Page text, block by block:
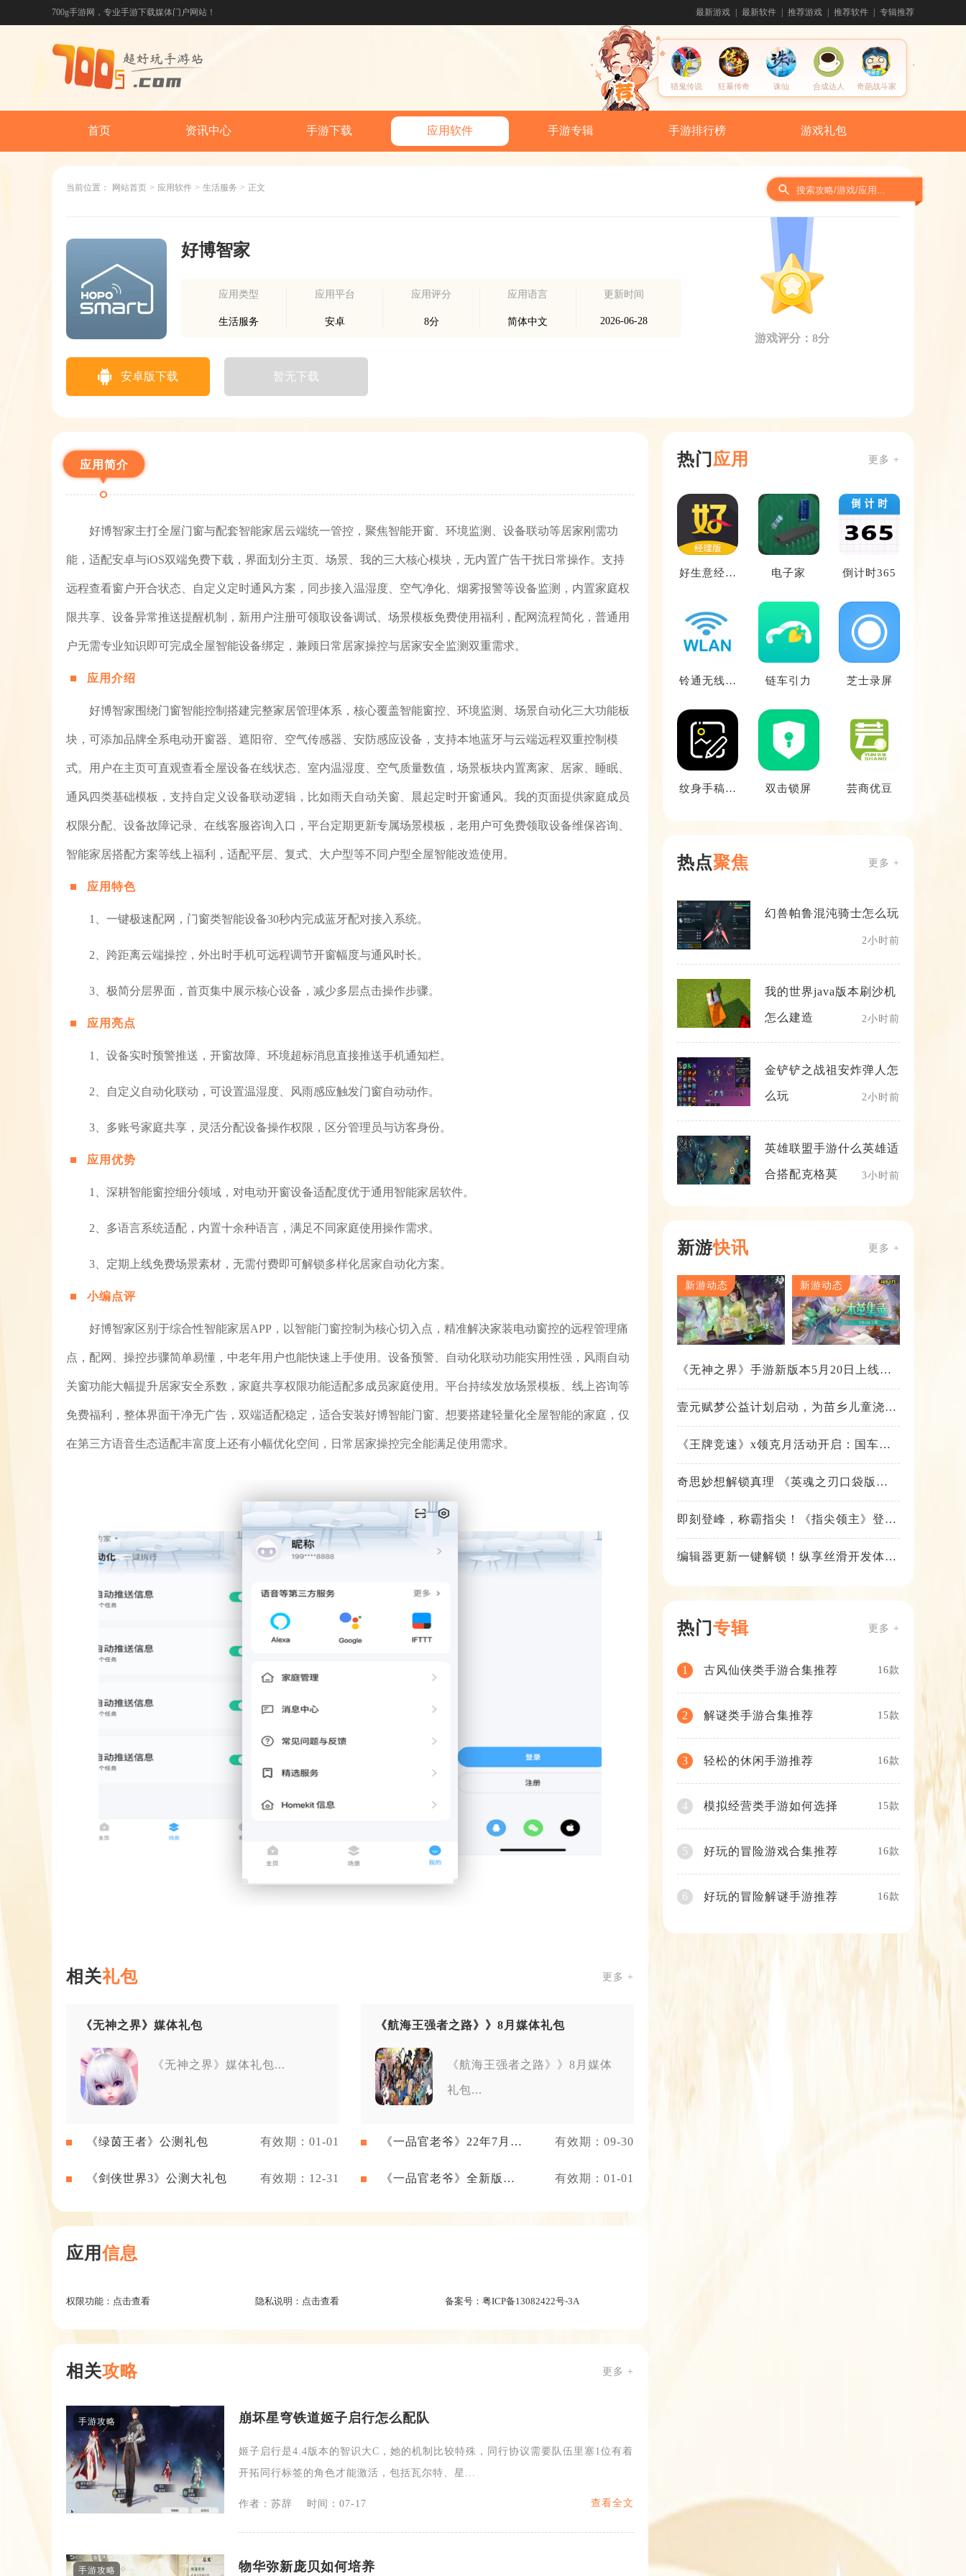
700g手游网，专业手游下载媒体门户网站！ 最新游戏 最新软件 推荐游戏 推荐软件 专辑推荐
猎鬼传说 狂暴传奇 诛仙 合成达人 奇葩战斗家
首页 资讯中心 手游下载 应用软件 手游专辑 手游排行榜 游戏礼包
当前位置： 网站首页 > 应用软件 > 生活服务 > 正文
好博智家
应用类型
生活服务
应用平台
安卓
应用评分
8分
应用语言
简体中文
更新时间
2026-06-28
游戏评分：8分
安卓版下载 暂无下载
应用简介
好博智家主打全屋门窗与配套智能家居云端统一管控，聚焦智能开窗、环境监测、设备联动等居家刚需功
能，适配安卓与iOS双端免费下载，界面划分主页、场景、我的三大核心模块，无内置广告干扰日常操作。支持
远程查看窗户开合状态、自定义定时通风方案，同步接入温湿度、空气净化、烟雾报警等设备监测，内置家庭权
限共享、设备异常推送提醒机制，新用户注册可领取设备调试、场景模板免费使用福利，配网流程简化，普通用
户无需专业知识即可完成全屋智能设备绑定，兼顾日常居家操控与居家安全监测双重需求。
应用介绍
好博智家围绕门窗智能控制搭建完整家居管理体系，核心覆盖智能窗控、环境监测、场景自动化三大功能板
块，可添加品牌全系电动开窗器、遮阳帘、空气传感器、安防感应设备，支持本地蓝牙与云端远程双重控制模
式。用户在主页可直观查看全屋设备在线状态、室内温湿度、空气质量数值，场景板块内置离家、居家、睡眠、
通风四类基础模板，支持自定义设备联动逻辑，比如雨天自动关窗、晨起定时开窗通风。我的页面提供家庭成员
权限分配、设备故障记录、在线客服咨询入口，平台定期更新专属场景模板，老用户可免费领取设备维保咨询、
智能家居搭配方案等线上福利，适配平层、复式、大户型等不同户型全屋智能改造使用。
应用特色
1、一键极速配网，门窗类智能设备30秒内完成蓝牙配对接入系统。
2、跨距离云端操控，外出时手机可远程调节开窗幅度与通风时长。
3、极简分层界面，首页集中展示核心设备，减少多层点击操作步骤。
应用亮点
1、设备实时预警推送，开窗故障、环境超标消息直接推送手机通知栏。
2、自定义自动化联动，可设置温湿度、风雨感应触发门窗自动动作。
3、多账号家庭共享，灵活分配设备操作权限，区分管理员与访客身份。
应用优势
1、深耕智能窗控细分领域，对电动开窗设备适配度优于通用智能家居软件。
2、多语言系统适配，内置十余种语言，满足不同家庭使用操作需求。
3、定期上线免费场景素材，无需付费即可解锁多样化居家自动化方案。
小编点评
好博智家区别于综合性智能家居APP，以智能门窗控制为核心切入点，精准解决家装电动窗控的远程管理痛
点，配网、操控步骤简单易懂，中老年用户也能快速上手使用。设备预警、自动化联动功能实用性强，风雨自动
关窗功能大幅提升居家安全系数，家庭共享权限功能适配多成员家庭使用。平台持续发放场景模板、线上咨询等
免费福利，整体界面干净无广告，双端适配稳定，适合安装好博智能门窗、想要搭建轻量化全屋智能的家庭，仅
在第三方语音生态适配丰富度上还有小幅优化空间，日常居家操控完全能满足使用需求。
相关礼包 更多 +
《无神之界》媒体礼包
《无神之界》媒体礼包...
《航海王强者之路》》8月媒体礼包
《航海王强者之路》》8月媒体
礼包...
《绿茵王者》公测礼包 有效期：01-01
《一品官老爷》22年7月新
有效期：09-30
《剑侠世界3》公测大礼包 有效期：12-31
《一品官老爷》全新版本
有效期：01-01
应用信息
权限功能： 点击查看 隐私说明： 点击查看 备案号： 粤ICP备13082422号-3A
相关攻略 更多 +
手游攻略 崩坏星穹铁道姬子启行怎么配队
姬子启行是4.4版本的智识大C，她的机制比较特殊，同行协议需要队伍里塞1位有着
开拓同行标签的角色才能激活，包括瓦尔特、星...
作者：苏辞 时间：07-17 查看全文
手游攻略 物华弥新庞贝如何培养
热门 应用 更多 +
好生意经理
电子家 倒计时365
铃通无线网
链车引力 芝士录屏
纹身手稿大
双击锁屏 芸商优豆
热点聚焦 更多 +
幻兽帕鲁混沌骑士怎么玩
2小时前
我的世界java版本刷沙机
怎么建造 2小时前
金铲铲之战祖安炸弹人怎
么玩 2小时前
英雄联盟手游什么英雄适
合搭配克格莫 3小时前
新游快讯 更多 +
新游动态 新游动态
《无神之界》手游新版本5月20日上线，
壹元赋梦公益计划启动，为苗乡儿童浇筑
《王牌竞速》x领克月活动开启：国车喜
奇思妙想解锁真理 《英魂之刃口袋版》
即刻登峰，称霸指尖！《指尖领主》登峰
编辑器更新一键解锁！纵享丝滑开发体
热门专辑 更多 +
1 古风仙侠类手游合集推荐 16款
2 解谜类手游合集推荐 15款
3 轻松的休闲手游推荐 16款
4 模拟经营类手游如何选择 15款
5 好玩的冒险游戏合集推荐 16款
6 好玩的冒险解谜手游推荐 16款